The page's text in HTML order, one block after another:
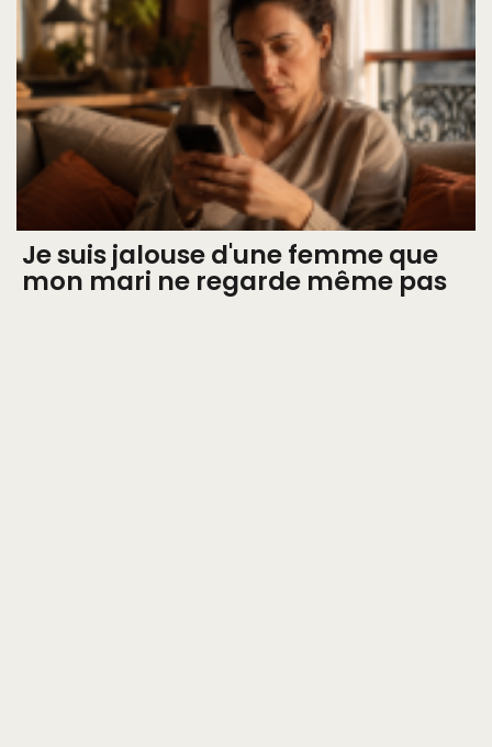
Je suis jalouse d'une femme que
mon mari ne regarde même pas